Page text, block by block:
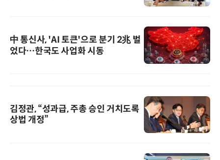
中 통신사, 'AI 토큰'으로 분기 2兆 벌
었다…한국도 사업화 시동
김정관, “성과급, 주총 승인 거치도록
상법 개정”